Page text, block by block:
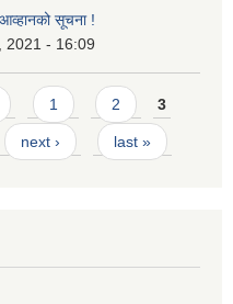
सूचना !
2021 - 16:09
1 2 3
next › last »